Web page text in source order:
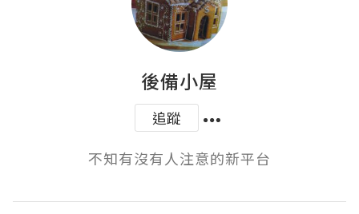
後備小屋
追蹤
不知有沒有人注意的新平台